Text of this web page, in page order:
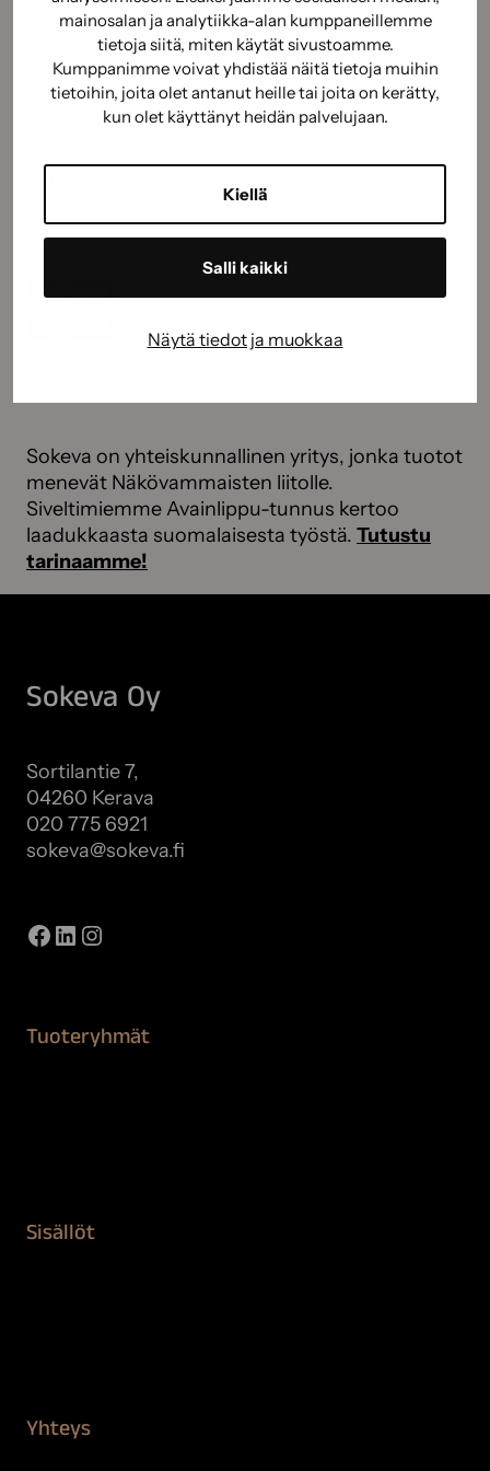
mainosalan ja analytiikka-alan kumppaneillemme
tietoja siitä, miten käytät sivustoamme.
Kumppanimme voivat yhdistää näitä tietoja muihin
tietoihin, joita olet antanut heille tai joita on kerätty,
kun olet käyttänyt heidän palvelujaan.
Kiellä
Salli kaikki
Näytä tiedot ja muokkaa
Sokeva on yhteiskunnallinen yritys, jonka tuotot
menevät Näkövammaisten liitolle.
Siveltimiemme Avainlippu-tunnus kertoo
laadukkaasta suomalaisesta työstä. Tutustu
tarinaamme!
Sokeva Oy
Sortilantie 7,
04260 Kerava
020 775 6921
sokeva@sokeva.fi
Facebook
LinkedIn
Instagram
Tuoteryhmät
Sisällöt
Yhteys